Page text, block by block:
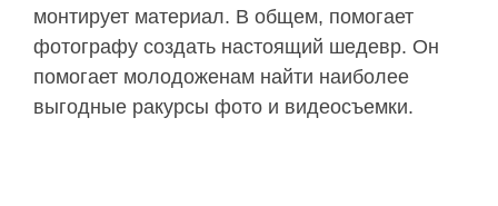
монтирует материал. В общем, помогает
фотографу создать настоящий шедевр. Он
помогает молодоженам найти наиболее
выгодные ракурсы фото и видеосъемки.